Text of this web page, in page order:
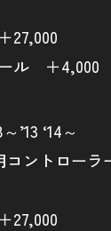
27,000
ル ＋4,000
’13 ‘14～
コントロ
27,000